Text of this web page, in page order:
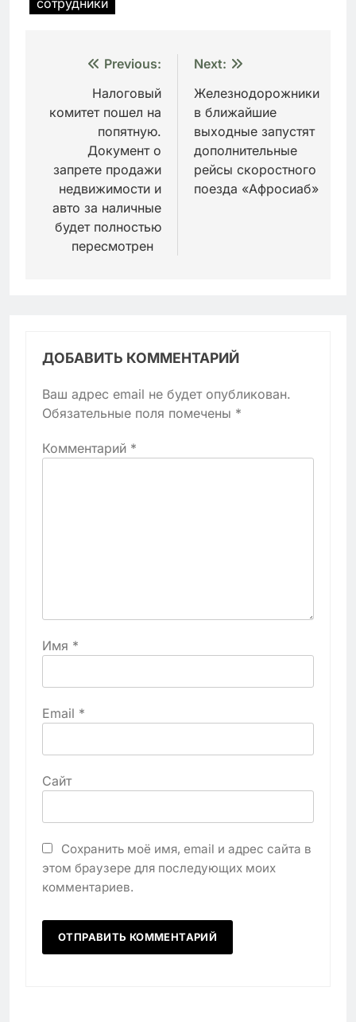
сотрудники
Навигация
записям
Previous:
Налоговый
комитет пошел на
попятную.
Документ о
запрете продажи
недвижимости и
авто за наличные
будет полностью
пересмотрен
Next:
Железнодорожники
в ближайшие
выходные запустят
дополнительные
рейсы скоростного
поезда «Афросиаб»
ДОБАВИТЬ КОММЕНТАРИЙ
Ваш адрес email не будет опубликован.
Обязательные поля помечены *
Комментарий *
Имя *
Email *
Сайт
Сохранить моё имя, email и адрес сайта в
этом браузере для последующих моих
комментариев.